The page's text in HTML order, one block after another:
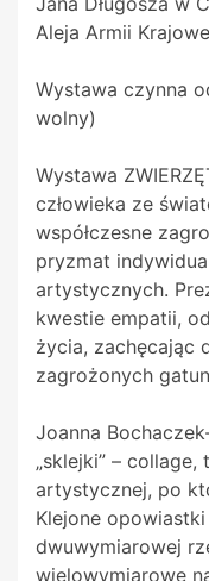
Aleja Armii
Wystawa czynna
wolny)
Wystawa
człowieka ze
współczesne
pryzmat
artystycznych.
kwestie empatii,
życia, zachęcając
zagrożonych
Joanna
„sklejki” –
artystycznej, po
Klejone
dwuwymiarowej
wielowymiarowe